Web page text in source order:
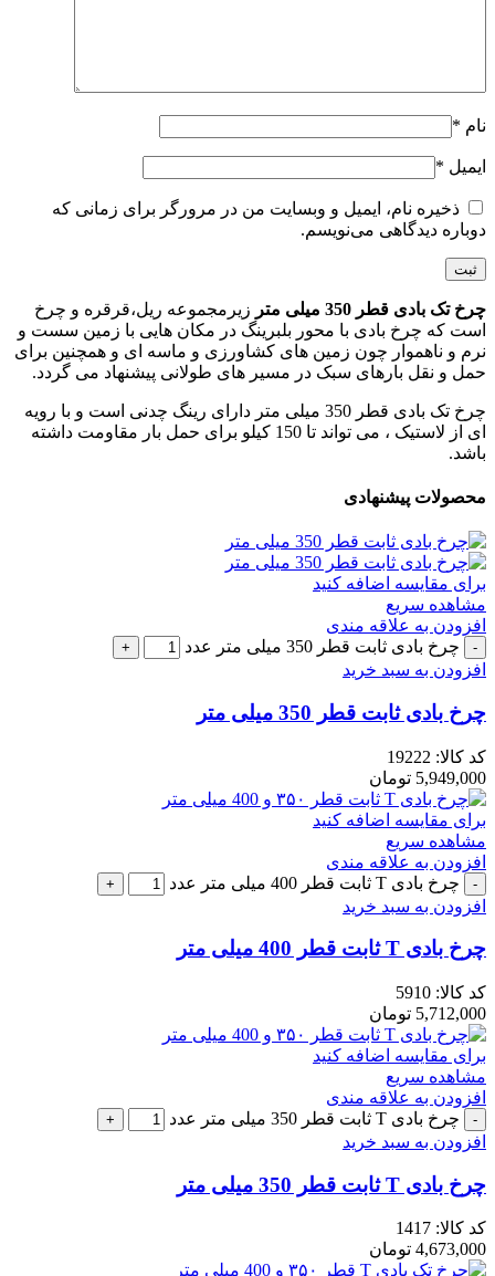
نام *
ایمیل *
ذخیره نام، ایمیل و وبسایت من در مرورگر برای زمانی که
دوباره دیدگاهی می‌نویسم.
چرخ تک بادی قطر 350 میلی متر
زیرمجموعه ریل،قرقره و چرخ
است که چرخ بادی با محور بلبرینگ در مکان هایی با زمین سست و
نرم و ناهموار چون زمین های کشاورزی و ماسه ای و همچنین برای
حمل و نقل بارهای سبک در مسیر های طولانی پیشنهاد می گردد.
چرخ تک بادی قطر 350 میلی متر دارای رینگ چدنی است و با رویه
ای از لاستیک ، می تواند تا 150 کیلو برای حمل بار مقاومت داشته
باشد.
محصولات پیشنهادی
برای مقایسه اضافه کنید
مشاهده سریع
افزودن به علاقه مندی
چرخ بادی ثابت قطر 350 میلی متر عدد
افزودن به سبد خرید
چرخ بادی ثابت قطر 350 میلی متر
کد کالا: 19222
5,949,000 تومان
برای مقایسه اضافه کنید
مشاهده سریع
افزودن به علاقه مندی
چرخ بادی T ثابت قطر 400 میلی متر عدد
افزودن به سبد خرید
چرخ بادی T ثابت قطر 400 میلی متر
کد کالا: 5910
5,712,000 تومان
برای مقایسه اضافه کنید
مشاهده سریع
افزودن به علاقه مندی
چرخ بادی T ثابت قطر 350 میلی متر عدد
افزودن به سبد خرید
چرخ بادی T ثابت قطر 350 میلی متر
کد کالا: 1417
4,673,000 تومان